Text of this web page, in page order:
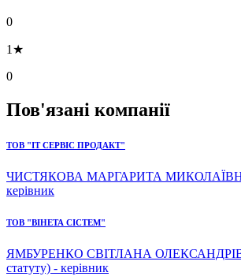
0
1★
0
Пов'язані компанії
ТОВ "ІТ СЕРВІС ПРОДАКТ"
ЧИСТЯКОВА МАРГАРИТА
керівник
ТОВ "ВІНЕТА СІСТЕМ"
ЯМБУРЕНКО СВІТЛАНА
статуту) - керівник